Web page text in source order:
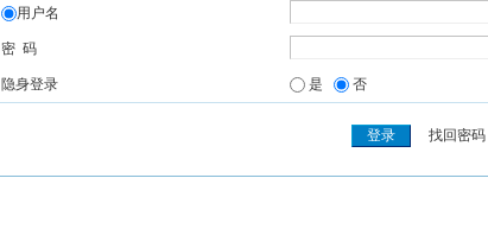
用户名
密 码
隐身登录 是 否
找回密码